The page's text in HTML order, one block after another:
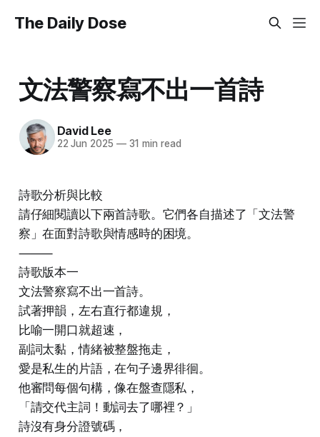
The Daily Dose
文法警察寫不出一首詩
David Lee
22 Jun 2025 —31 min read
詩歌分析與比較
請仔細閱讀以下兩首詩歌。它們各自描述了「文法警
察」在面對詩歌與情感時的困境。
⸻
詩歌版本一
文法警察寫不出一首詩。
試著押韻，左右直行都違規，
比喻一開口就超速，
副詞太黏，情緒被整盤拖走，
愛是私生的片語，在句子邊界徘徊。
他審問每個句構，像在盤查隱私，
「請交代主詞！動詞去了哪裡？」
詩沒有身分證號碼，